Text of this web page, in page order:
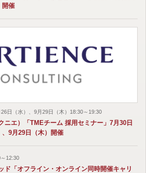
開催
日（水）、9月29日（木）18:30～19:30
ニエ）「TMEチーム 採用セミナー」7月30日
、9月29日（木）開催
12:30
ド「オフライン・オンライン同時開催キャリ